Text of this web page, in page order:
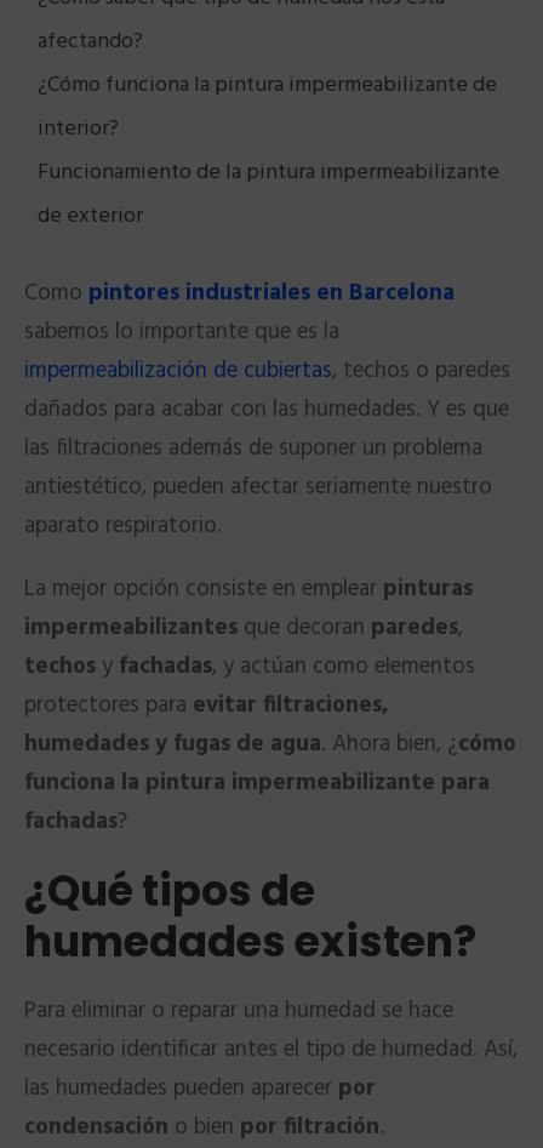
afectando?
¿Cómo funciona la pintura impermeabilizante de
interior?
Funcionamiento de la pintura impermeabilizante
de exterior
Como pintores industriales en Barcelona
sabemos lo importante que es la
impermeabilización de cubiertas, techos o paredes
dañados para acabar con las humedades. Y es que
las filtraciones además de suponer un problema
antiestético, pueden afectar seriamente nuestro
aparato respiratorio.
La mejor opción consiste en emplear pinturas
impermeabilizantes que decoran paredes,
techos y fachadas, y actúan como elementos
protectores para evitar filtraciones,
humedades y fugas de agua. Ahora bien, ¿cómo
funciona la pintura impermeabilizante para
fachadas?
¿Qué tipos de
humedades existen?
Para eliminar o reparar una humedad se hace
necesario identificar antes el tipo de humedad. Así,
las humedades pueden aparecer por
condensación o bien por filtración.